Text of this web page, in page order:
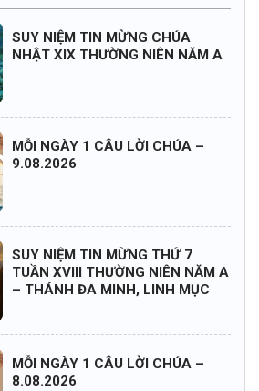
SUY NIỆM TIN MỪNG CHÚA
NHẬT XIX THƯỜNG NIÊN NĂM A
MỖI NGÀY 1 CÂU LỜI CHÚA –
9.08.2026
SUY NIỆM TIN MỪNG THỨ 7
TUẦN XVIII THƯỜNG NIÊN NĂM A
– THÁNH ĐA MINH, LINH MỤC
MỖI NGÀY 1 CÂU LỜI CHÚA –
8.08.2026